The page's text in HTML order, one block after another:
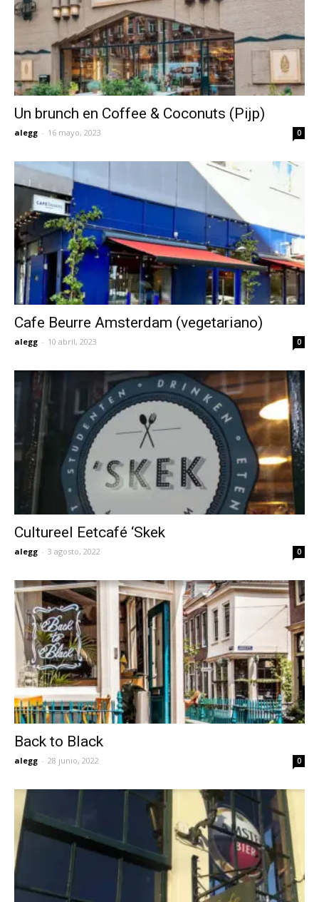
Un brunch en Coffee & Coconuts (Pijp)
alegg - 16 mayo, 2023 0
Cafe Beurre Amsterdam (vegetariano)
alegg - 10 abril, 2023 0
Cultureel Eetcafé ‘Skek
alegg - 3 agosto, 2022 0
Back to Black
alegg - 28 junio, 2022 0